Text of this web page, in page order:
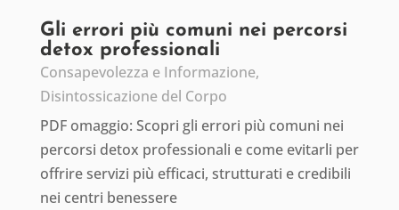
Gli errori più comuni nei percorsi
detox professionali
Consapevolezza e Informazione,
Disintossicazione del Corpo
PDF omaggio: Scopri gli errori più comuni nei
percorsi detox professionali e come evitarli per
offrire servizi più efficaci, strutturati e credibili
nei centri benessere